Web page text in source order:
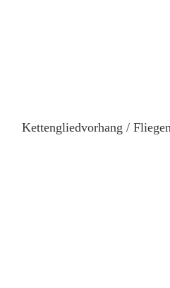
Kettengliedvorhang /